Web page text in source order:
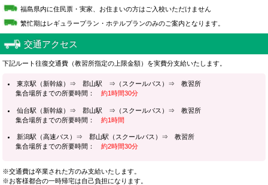
福島県内に住民票・実家、お住まいの方はご入校いただけません
繁忙期はレギュラープラン・ホテルプランのみのご案内となります。
交通アクセス
下記ルート往復交通費（教習所指定の上限金額）を実費分支給いたします。
東京駅（新幹線）⇒ 郡山駅 ⇒（スクールバス）⇒ 教習所
集合場所までの所要時間： 約1時間30分
仙台駅（新幹線）⇒ 郡山駅 ⇒（スクールバス）⇒ 教習所
集合場所までの所要時間： 約1時間
新潟駅（高速バス）⇒ 郡山駅（スクールバス）⇒ 教習所
集合場所までの所要時間： 約2時間30分
※交通費は卒業された方のみ支給いたします。
※お客様都合の一時帰宅は自己負担になります。